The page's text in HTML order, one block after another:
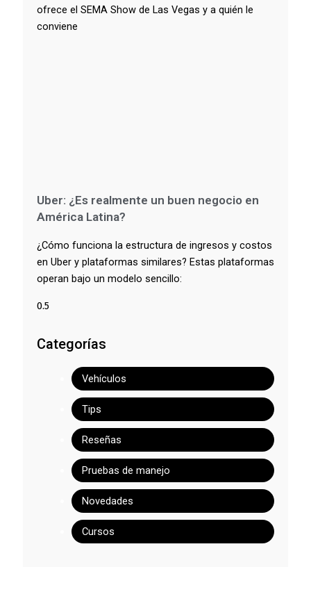
ofrece el SEMA Show de Las Vegas y a quién le
conviene
Uber: ¿Es realmente un buen negocio en
América Latina?
¿Cómo funciona la estructura de ingresos y costos
en Uber y plataformas similares? Estas plataformas
operan bajo un modelo sencillo:
Categorías
Vehículos
Tips
Reseñas
Pruebas de manejo
Novedades
Cursos